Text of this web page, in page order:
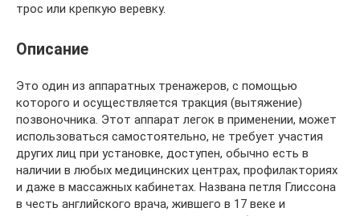
трос или крепкую веревку.
Описание
Это один из аппаратных тренажеров, с помощью
которого и осуществляется тракция (вытяжение)
позвоночника. Этот аппарат легок в применении, может
использоваться самостоятельно, не требует участия
других лиц при установке, доступен, обычно есть в
наличии в любых медицинских центрах, профилакториях
и даже в массажных кабинетах. Названа петля Глиссона
в честь английского врача, жившего в 17 веке и